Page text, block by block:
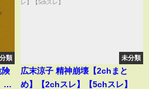
類
険
2
未分類
広末涼子 精神崩壊【2chまと
め】【2chスレ】【5chスレ】